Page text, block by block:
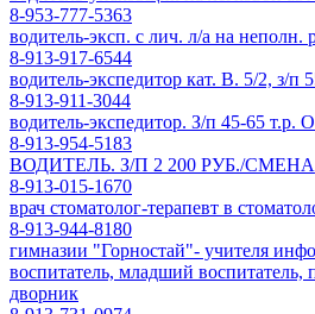
8-953-777-5363
водитель-эксп. с лич. л/а на неполн.
8-913-917-6544
водитель-экспедитор кат. В. 5/2, з/п
8-913-911-3044
водитель-экспедитор. З/п 45-65 т.р.
8-913-954-5183
ВОДИТЕЛЬ. З/П 2 200 РУБ./СМЕНА
8-913-015-1670
врач стоматолог-терапевт в
8-913-944-8180
гимназии "Горностай"- учителя
воспитатель, младший воспитатель,
дворник